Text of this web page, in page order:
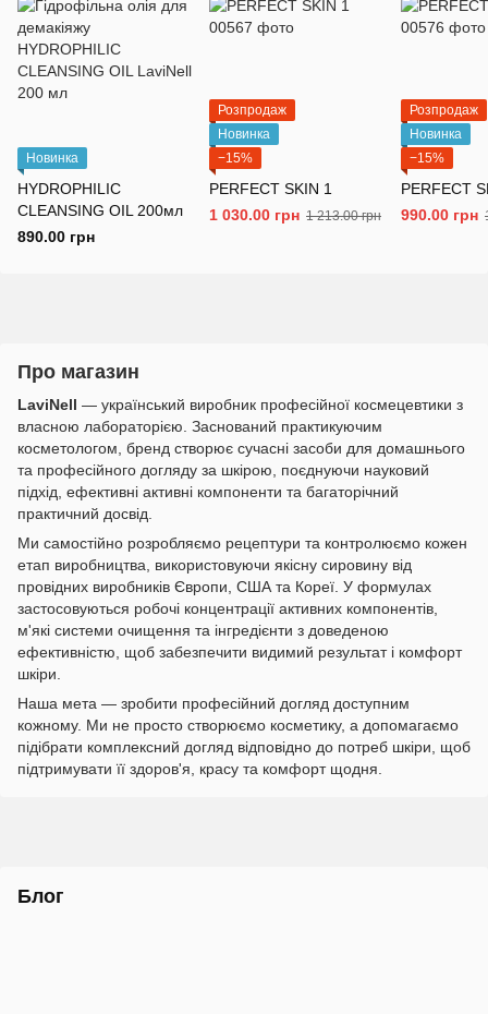
Новинка
HYDROPHILIC
CLEANSING OIL 200мл
890.00 грн
Розпродаж
Новинка
−15%
PERFECT SKIN 1
1 030.00 грн 1 213.00 грн
Розпродаж
Новинка
−15%
PERFECT
990.00 грн
Про магазин
LaviNell — український виробник професійної космецевтики з
власною лабораторією. Заснований практикуючим
косметологом, бренд створює сучасні засоби для домашнього
та професійного догляду за шкірою, поєднуючи науковий
підхід, ефективні активні компоненти та багаторічний
практичний досвід.
Ми самостійно розробляємо рецептури та контролюємо кожен
етап виробництва, використовуючи якісну сировину від
провідних виробників Європи, США та Кореї. У формулах
застосовуються робочі концентрації активних компонентів,
м'які системи очищення та інгредієнти з доведеною
ефективністю, щоб забезпечити видимий результат і комфорт
шкіри.
Наша мета — зробити професійний догляд доступним
кожному. Ми не просто створюємо косметику, а допомагаємо
підібрати комплексний догляд відповідно до потреб шкіри, щоб
підтримувати її здоров'я, красу та комфорт щодня.
Блог